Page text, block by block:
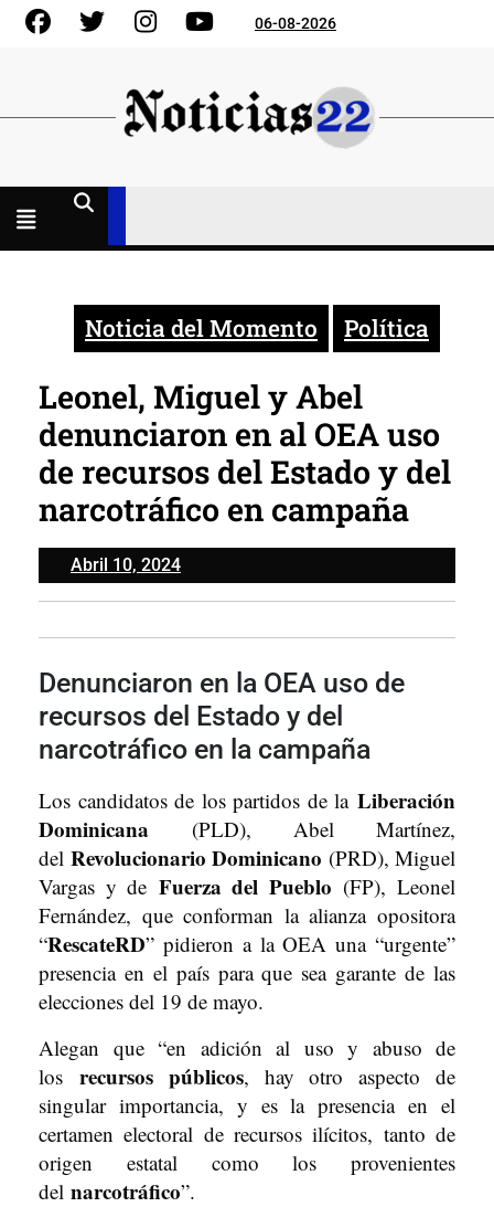
Skip
FacebookGorjeo InstagramYouTube06-08-2026
Noticia del Momento Política
Leonel, Miguel y Abel
denunciaron en al OEA uso
de recursos del Estado y del
narcotráfico en campaña
Abril 10, 2024Abril
10,
Denunciaron en la OEA uso de
recursos del Estado y del
narcotráfico en la campaña
Los candidatos de los partidos de la Liberación
Dominicana (PLD), Abel Martínez,
del Revolucionario Dominicano (PRD), Miguel
Vargas y de Fuerza del Pueblo (FP), Leonel
Fernández, que conforman la alianza opositora
“RescateRD” pidieron a la OEA una “urgente”
presencia en el país para que sea garante de las
elecciones del 19 de mayo.
Alegan que “en adición al uso y abuso de
los recursos públicos, hay otro aspecto de
singular importancia, y es la presencia en el
certamen electoral de recursos ilícitos, tanto de
origen estatal como los provenientes
del narcotráfico”.